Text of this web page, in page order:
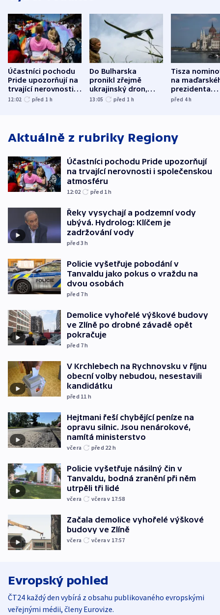
Účastníci pochodu
Pride upozorňují na
trvající nerovnosti i
společenskou
12:02 před 1 h
Do Bulharska
pronikl zřejmě
ukrajinský dron,
explodoval kilometr
13:05 před 1 h
Tisza
na
prezidenta
bývalého
před 4h
Aktuálně z rubriky Regiony
Účastníci pochodu Pride upozorňují
na trvající nerovnosti i společenskou
atmosféru
12:02 před 1h
Řeky vysychají a podzemní vody
ubývá. Hydrolog: Klíčem je
zadržování vody
před 3h
Policie vyšetřuje pobodání v
Tanvaldu jako pokus o vraždu na
dvou osobách
před 7h
Demolice vyhořelé výškové budovy
ve Zlíně po drobné závadě opět
pokračuje
před 7h
V Krchlebech na Rychnovsku v říjnu
obecní volby nebudou, nesestavili
kandidátku
před 11 h
Hejtmani řeší chybějící peníze na
opravu silnic. Jsou nenárokové,
namítá ministerstvo
včera před 22 h
Policie vyšetřuje násilný čin v
Tanvaldu, bodná zranění při něm
utrpěli tři lidé
včera včera v 17:58
Začala demolice vyhořelé výškové
budovy ve Zlíně
včera včera v 17:57
Evropský pohled
ČT24 každý den vybírá z obsahu publikovaného evropskými
veřejnými médii, členy Eurovize.